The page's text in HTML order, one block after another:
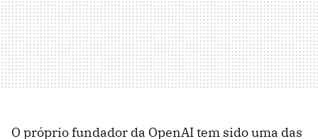
O próprio fundador da OpenAI tem sido uma das